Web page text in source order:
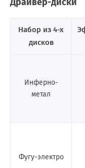
Драйвер-диски
Набор из 4-х
дисков
Инферно-
метал
Фугу-электро